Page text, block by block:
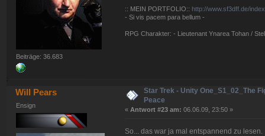
Beiträge: 36.683
:: MEIN PORTFOLIO:: http://www.sf3dff.de/
- Si vis pacem para bellum -
RPG Charakter: - Lieutenant Ynarea Tohan /
Will Pears
Ensign
Star Trek - Unity One_S1_02_The
Peace
« Antwort #23 am: 06.06.09, 23:50 »
So... das war ja mal entspannend zu